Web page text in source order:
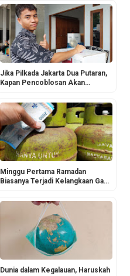
Jika Pilkada Jakarta Dua Putaran,
Kapan Pencoblosan Akan
Minggu Pertama Ramadan
Biasanya Terjadi Kelangkaan Gas
Sekarang!
Dunia dalam Kegalauan, Haruskah